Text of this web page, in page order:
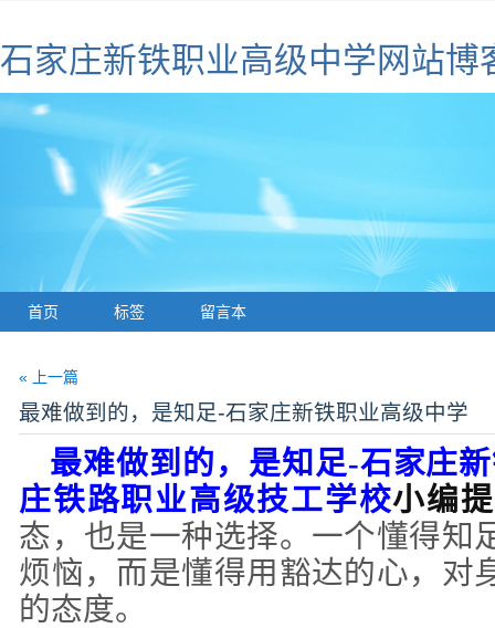
石家庄新铁职业高级中学网站博
首页 标签 留言本
« 上一篇
最难做到的，是知足-石家庄新铁职业高级中学
最难做到的，是知足-石家庄
庄铁路职业高级技工学校小编
态，也是一种选择。一个懂得知
烦恼，而是懂得用豁达的心，对
的态度。